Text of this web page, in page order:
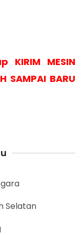
KIRIM MESIN
SAMPAI BARU
Selatan